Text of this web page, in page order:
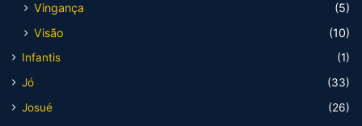
Vingança
(5)
Visão
(10)
Infantis
(1)
Jó
(33)
Josué
(26)